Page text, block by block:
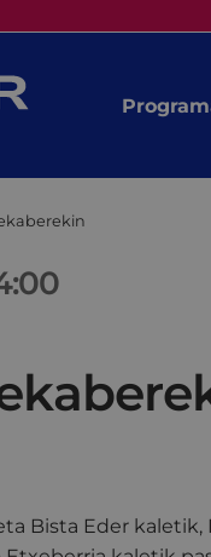
Bista Eder kaletik,